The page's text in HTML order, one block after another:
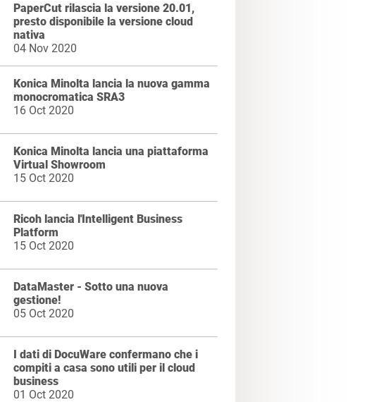
PaperCut rilascia la versione 20.01,
presto disponibile la versione cloud
nativa
04 Nov 2020
Konica Minolta lancia la nuova gamma
monocromatica SRA3
16 Oct 2020
Konica Minolta lancia una piattaforma
Virtual Showroom
15 Oct 2020
Ricoh lancia l'Intelligent Business
Platform
15 Oct 2020
DataMaster - Sotto una nuova
gestione!
05 Oct 2020
I dati di DocuWare confermano che i
compiti a casa sono utili per il cloud
business
01 Oct 2020